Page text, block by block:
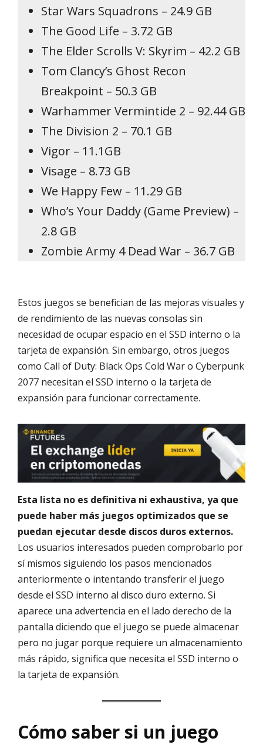
Star Wars Squadrons – 24.9 GB
The Good Life – 3.72 GB
The Elder Scrolls V: Skyrim – 42.2 GB
Tom Clancy’s Ghost Recon
Breakpoint – 50.3 GB
Warhammer Vermintide 2 – 92.44 GB
The Division 2 – 70.1 GB
Vigor – 11.1GB
Visage – 8.73 GB
We Happy Few – 11.29 GB
Who’s Your Daddy (Game Preview) –
2.8 GB
Zombie Army 4 Dead War – 36.7 GB
Estos juegos se benefician de las mejoras visuales y
de rendimiento de las nuevas consolas sin
necesidad de ocupar espacio en el SSD interno o la
tarjeta de expansión. Sin embargo, otros juegos
como Call of Duty: Black Ops Cold War o Cyberpunk
2077 necesitan el SSD interno o la tarjeta de
expansión para funcionar correctamente.
Esta lista no es definitiva ni exhaustiva, ya que
puede haber más juegos optimizados que se
puedan ejecutar desde discos duros externos.
Los usuarios interesados pueden comprobarlo por
sí mismos siguiendo los pasos mencionados
anteriormente o intentando transferir el juego
desde el SSD interno al disco duro externo. Si
aparece una advertencia en el lado derecho de la
pantalla diciendo que el juego se puede almacenar
pero no jugar porque requiere un almacenamiento
más rápido, significa que necesita el SSD interno o
la tarjeta de expansión.
Cómo saber si un juego